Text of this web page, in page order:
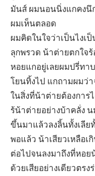
มันส์ ผมนอนนิ่งแกคงนึ
ผมเห็นตลอด
ผมคิดในใจว่าเป็นไงเ
ลุกพรวด น้าต่ายตกใจ
หอยแกอยู่เลยผมปรี่ทา
โยนทิ้งไป แกถามผมว่
ในสิ่งที่น้าต่ายต้องการ
ร้น้าต่ายอย่างบ้าคลั่ง
ขึ้นมาแล้วลงลิ้นทั้งเลีย
พอแล้ว น้าเสียวเหลือ
ต่อไปจนลงมาถึงที่หอ
ด้วยเสียอย่างเดียวตรง